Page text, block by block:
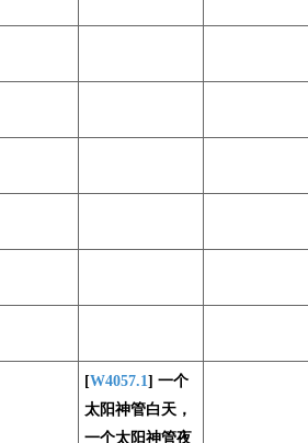
[W4057.1] 一个
太阳神管白天，
一个太阳神管夜